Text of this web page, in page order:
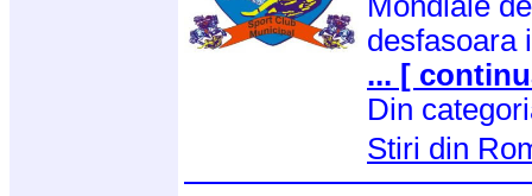
desfasoara
... [
Din
Stiri din